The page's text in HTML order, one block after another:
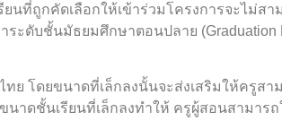
นที่ถูกคัดเลือกให้เข้าร่วมโครงการจะไม่สา
ระดับชั้นมัธยมศึกษาตอนปลาย (Graduation
ย โดยขนาดที่เล็กลงนั้นจะส่งเสริมให้ครูสา
าดชั้นเรียนที่เล็กลงทำให้ ครูผู้สอนสามารถ